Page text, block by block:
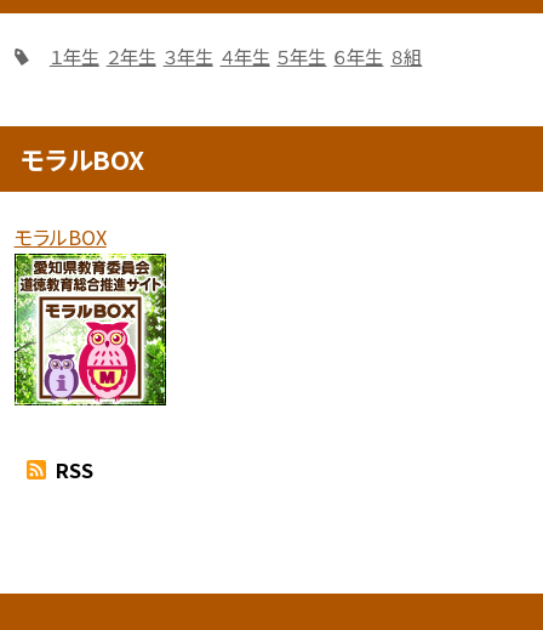
１年生 ２年生 ３年生 ４年生 ５年生 ６年生 ８組
モラルBOX
モラルBOX
RSS